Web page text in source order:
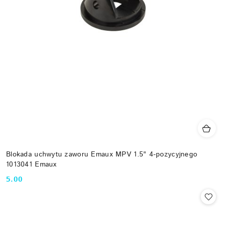
Blokada uchwytu zaworu Emaux MPV 1.5" 4-pozycyjnego
1013041 Emaux
Cena:
5.00